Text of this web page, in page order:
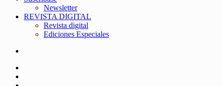
Newsletter
REVISTA DIGITAL
Revista digital
Ediciones Especiales